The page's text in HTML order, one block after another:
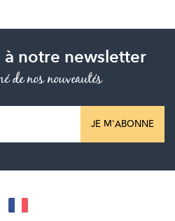
à notre newsletter
de nos nouveautés
JE M'ABONNE